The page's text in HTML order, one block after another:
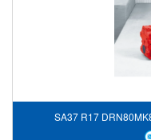
SA37 R17